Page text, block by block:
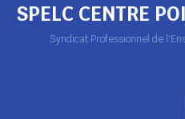
SPELC CENTRE
Syndicat Professionnel de